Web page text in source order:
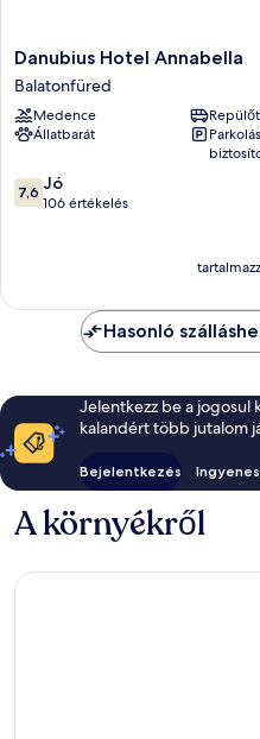
Danubius
Hotel
Annabella
Balatonfüred
Danubius Hotel Annabella
Balatonfüred
Medence
Állatbarát
7.6
ennyiből:
7,6 Jó
106 értékelés
Hasonló
Jelentkezz be a
kalandért több jutalom
Bejelentkezés
A környékről